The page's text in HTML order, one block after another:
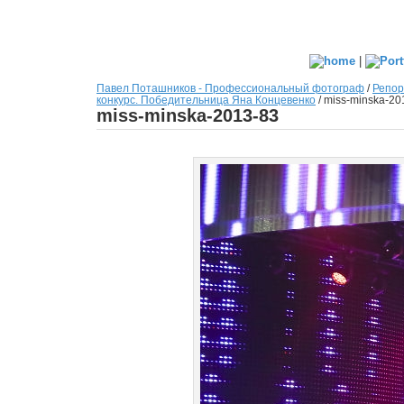
|
Павел Поташников - Профессиональный фотограф /
конкурс. Победительница Яна Концевенко /miss-minska-
miss-minska-2013-83